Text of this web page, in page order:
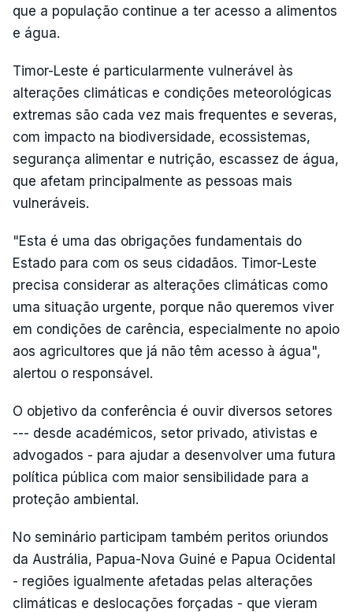
que a população continue a ter acesso a alimentos
e água.
Timor-Leste é particularmente vulnerável às
alterações climáticas e condições meteorológicas
extremas são cada vez mais frequentes e severas,
com impacto na biodiversidade, ecossistemas,
segurança alimentar e nutrição, escassez de água,
que afetam principalmente as pessoas mais
vulneráveis.
"Esta é uma das obrigações fundamentais do
Estado para com os seus cidadãos. Timor-Leste
precisa considerar as alterações climáticas como
uma situação urgente, porque não queremos viver
em condições de carência, especialmente no apoio
aos agricultores que já não têm acesso à água",
alertou o responsável.
O objetivo da conferência é ouvir diversos setores
--- desde académicos, setor privado, ativistas e
advogados - para ajudar a desenvolver uma futura
política pública com maior sensibilidade para a
proteção ambiental.
No seminário participam também peritos oriundos
da Austrália, Papua-Nova Guiné e Papua Ocidental
- regiões igualmente afetadas pelas alterações
climáticas e deslocações forçadas - que vieram